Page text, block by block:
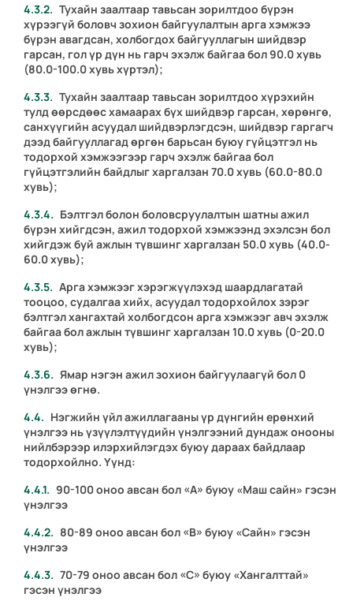
Тухайн заалтаар тавьсан зорилтдоо бүрэн
хүрээгүй боловч зохион байгуулалтын арга хэмжээ
бүрэн авагдсан, холбогдох байгууллагын шийдвэр
гарсан, гол үр дүн нь гарч эхэлж байгаа бол 90.0 хувь
(80.0-100.0 хувь хүртэл);
Тухайн заалтаар тавьсан зорилтдоо хүрэхийн
тулд өөрсдөөс хамаарах бүх шийдвэр гарсан, хөрөнгө,
санхүүгийн асуудал шийдвэрлэгдсэн, шийдвэр гаргагч
дээд байгууллагад өргөн барьсан буюу гүйцэтгэл нь
тодорхой хэмжээгээр гарч эхэлж байгаа бол
гүйцэтгэлийн байдлыг харгалзан 70.0 хувь (60.0-80.0
хувь);
Бэлтгэл болон боловсруулалтын шатны ажил
бүрэн хийгдсэн, ажил тодорхой хэмжээнд эхэлсэн бол
хийгдэж буй ажлын түвшинг харгалзан 50.0 хувь (40.0-
60.0 хувь);
Арга хэмжээг хэрэгжүүлэхэд шаардлагатай
тооцоо, судалгаа хийх, асуудал тодорхойлох зэрэг
бэлтгэл хангахтай холбогдсон арга хэмжээг авч эхэлж
байгаа бол ажлын түвшинг харгалзан 10.0 хувь (0-20.0
хувь);
Ямар нэгэн ажил зохион байгуулаагүй бол 0
үнэлгээ өгнө.
Нэгжийн үйл ажиллагааны үр дүнгийн ерөнхий
үнэлгээ нь үзүүлэлтүүдийн үнэлгээний дундаж онооны
нийлбэрээр илэрхийлэгдэх буюу дараах байдлаар
тодорхойлно. Үүнд:
90-100 оноо авсан бол «А» буюу «Маш сайн» гэсэн
үнэлгээ
80-89 оноо авсан бол «В» буюу «Сайн» гэсэн
үнэлгээ
70-79 оноо авсан бол «С» буюу «Хангалттай»
гэсэн үнэлгээ